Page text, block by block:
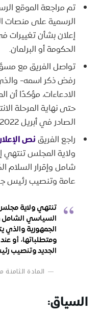
تم مراجعة الموقع
الرسمية على منصات
إعلان بشأن
الحكومة أو البرلمان.
تواصل الفريق مع
رفض ذكر اسمه-
الادعاءات، مؤكدًا أن
حتى نهاية المرحلة
الصادر في أبريل 2022.
راجع الفريقنص
ولاية المجلس
شامل وإقرار السلام
عامة وتنصيب رئيس
تنتهي ولاية
السياسي الشامل
الجمهورية والذي
ومتطلباتها، أو
الجديد وتنصيب
المادة الثامنة
السياق: